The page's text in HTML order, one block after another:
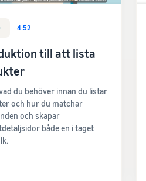
4:52
till att lista
du behöver innan du listar
och hur du matchar
och skapar
både en i taget